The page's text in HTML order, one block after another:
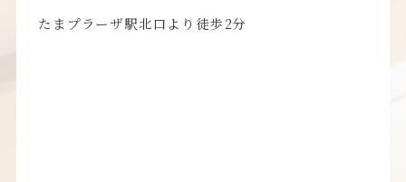
たまプラーザ駅北口より徒歩2分